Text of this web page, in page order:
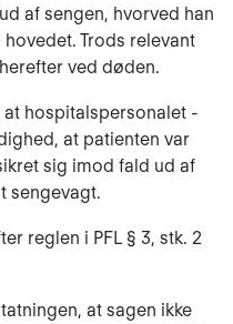
af sengen, hvorved han
Trods relevant
ved døden.
hospitalspersonalet -
at patienten var
sig imod fald ud af
sengevagt.
reglen i PFL § 3, stk. 2
at sagen ikke